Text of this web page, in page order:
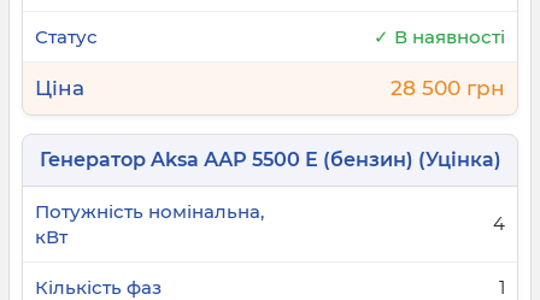
✓ В наявності
28 500 грн
Генератор Aksa ААР 5500 Е (бензин) (Уцінка)
4
1